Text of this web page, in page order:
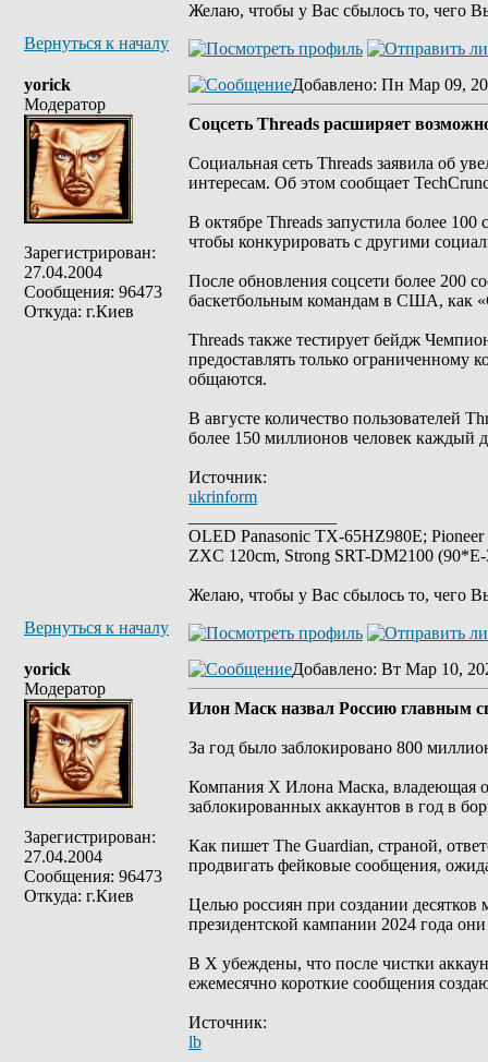
Желаю, чтобы у Вас сбылось то, чего
Вернуться к началу
yorick
Модератор
Зарегистрирован:
27.04.2004
Сообщения: 96473
Откуда: г.Киев
Добавлено: Пн Мар 09,
Соцсеть Threads расширяет
Социальная сеть Threads заявила об
интересам. Об этом сообщает
В октябре Threads запустила более
чтобы конкурировать с другими
После обновления соцсети более 200
баскетбольным командам в США, как
Threads также тестирует бейдж
предоставлять только ограниченному
общаются.
В августе количество пользователей
более 150 миллионов человек каждый
Источник:
ukrinform
OLED Panasonic TX-65HZ980E;
ZXC 120cm, Strong SRT-DM2100
Желаю, чтобы у Вас сбылось то, чего
Вернуться к началу
yorick
Модератор
Зарегистрирован:
27.04.2004
Сообщения: 96473
Откуда: г.Киев
Добавлено: Вт Мар 10,
Илон Маск назвал Россию главным
За год было заблокировано 800
Компания X Илона Маска, владеющая
заблокированных аккаунтов в год в
Как пишет The Guardian, страной,
продвигать фейковые сообщения,
Целью россиян при создании
президентской кампании 2024 года
В X убеждены, что после чистки
ежемесячно короткие сообщения
Источник:
lb